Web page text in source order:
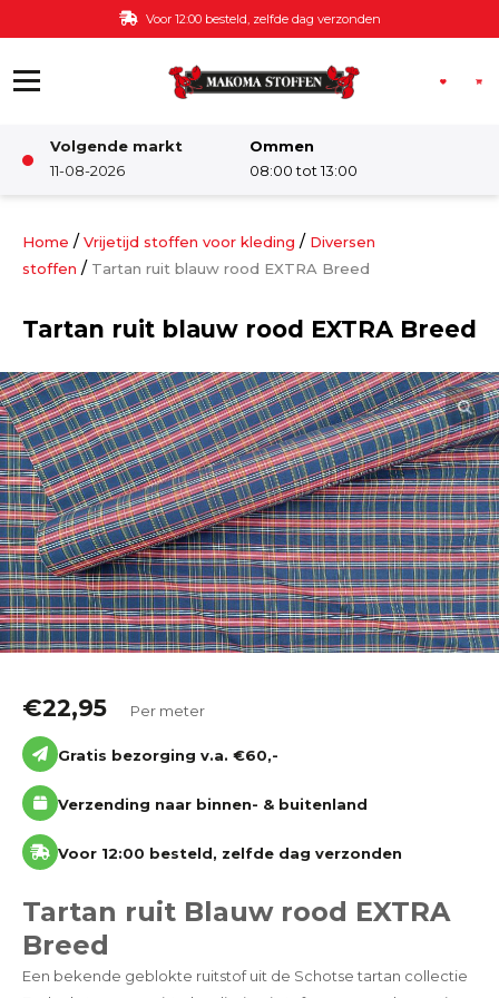
Ga naar de inhoud Voor 12:00 besteld, zelfde dag verzonden
Volgende markt
11-08-2026
Ommen
08:00 tot 13:00
Damesstoffen
Kinderstoffen
Kinderkamer
Katoen
Grootverbruik
Tijdpakker stof
Home / Vrijetijd stoffen voor kleding / Diversen
stoffen / Tartan ruit blauw rood EXTRA Breed
Tartan ruit blauw rood EXTRA Breed
€22,95 Per meter
Gratis bezorging v.a. €60,-
Verzending naar binnen- & buitenland
Voor 12:00 besteld, zelfde dag verzonden
Tartan ruit Blauw rood EXTRA
Breed
Een bekende geblokte ruitstof uit de Schotse tartan collectie